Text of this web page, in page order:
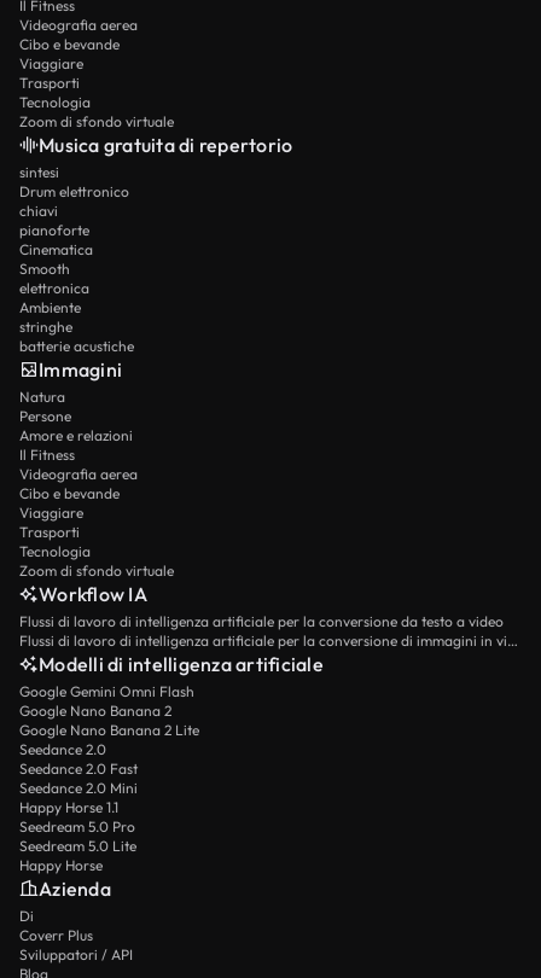
Il Fitness
Videografia aerea
Cibo e bevande
Viaggiare
Trasporti
Tecnologia
Zoom di sfondo virtuale
Musica gratuita di repertorio
sintesi
Drum elettronico
chiavi
pianoforte
Cinematica
Smooth
elettronica
Ambiente
stringhe
batterie acustiche
Immagini
Natura
Persone
Amore e relazioni
Il Fitness
Videografia aerea
Cibo e bevande
Viaggiare
Trasporti
Tecnologia
Zoom di sfondo virtuale
Workflow IA
Flussi di lavoro di intelligenza artificiale per la conversione da testo a video
Flussi di lavoro di intelligenza artificiale per la conversione di immagini in video
Modelli di intelligenza artificiale
Google Gemini Omni Flash
Google Nano Banana 2
Google Nano Banana 2 Lite
Seedance 2.0
Seedance 2.0 Fast
Seedance 2.0 Mini
Happy Horse 1.1
Seedream 5.0 Pro
Seedream 5.0 Lite
Happy Horse
Azienda
Di
Coverr Plus
Sviluppatori / API
Blog